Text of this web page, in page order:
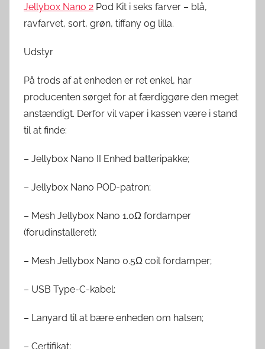
Jellybox Nano 2 Pod Kit i seks farver – blå,
ravfarvet, sort, grøn, tiffany og lilla.
Udstyr
På trods af at enheden er ret enkel, har
producenten sørget for at færdiggøre den meget
anstændigt. Derfor vil vaper i kassen være i stand
til at finde:
– Jellybox Nano II Enhed batteripakke;
– Jellybox Nano POD-patron;
– Mesh Jellybox Nano 1.0Ω fordamper
(forudinstalleret);
– Mesh Jellybox Nano 0.5Ω coil fordamper;
– USB Type-C-kabel;
– Lanyard til at bære enheden om halsen;
– Certifikat;